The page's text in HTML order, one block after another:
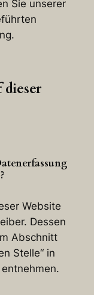
Sie unserer
Website
Dessen
Abschnitt
Stelle“ in